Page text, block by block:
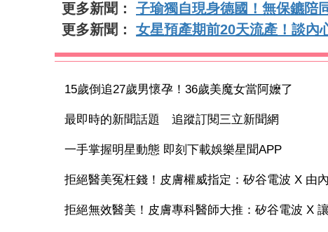
更多新聞： 子瑜獨自現身德國！無保鑣
更多新聞： 女星預產期前20天流產！談
15歲倒追27歲男懷孕！36歲美魔女當阿嬤了
最即時的新聞話題 追蹤訂閱三立新聞網
一手掌握明星動態 即刻下載娛樂星聞APP
拒絕醫美冤枉錢！皮膚權威指定：矽谷電波 X 由
拒絕無效醫美！皮膚專科醫師大推：矽谷電波 X